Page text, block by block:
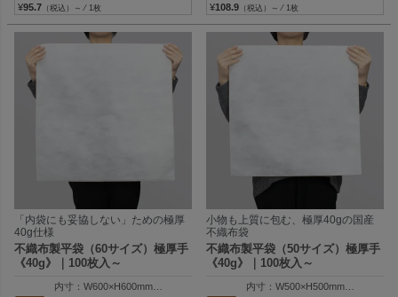
¥95.7 （税込）～ ⁄ 1枚 ¥108.9 （税込）～ ⁄ 1枚
「内袋にも妥協しない」ための極厚
40g仕様
不織布製平袋（60サイズ）極厚手
《40g》｜100枚入～
内寸：W600×H600mm
小物も上質に包む、極厚40gの国産
不織布袋
不織布製平袋（50サイズ）極厚手
《40g》｜100枚入～
内寸：W500×H500mm